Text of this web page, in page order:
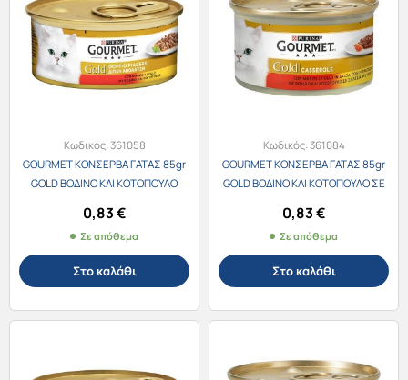
Κωδικός:361058
GOURMET ΚΟΝΣΕΡΒΑ ΓΑΤΑΣ 85gr
GOLD ΒΟΔΙΝΟ ΚΑΙ ΚΟΤΟΠΟΥΛΟ
0,83€
Σε απόθεμα
Στο καλάθι
Κωδικός:361084
GOURMET ΚΟΝΣΕΡΒΑ ΓΑΤΑΣ 85gr
GOLD ΒΟΔΙΝΟ ΚΑΙ ΚΟΤΟΠΟΥΛΟ ΣΕ
0,83€
Σε απόθεμα
Στο καλάθι